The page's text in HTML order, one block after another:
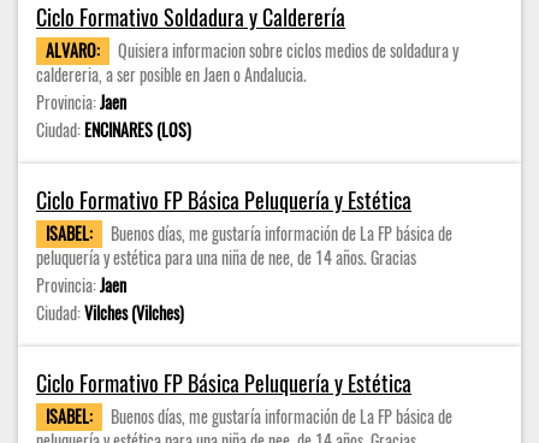
Ciclo Formativo Soldadura y Calderería
ALVARO:
Quisiera informacion sobre ciclos medios de soldadura y
caldereria, a ser posible en Jaen o Andalucia.
Provincia:Jaen
Ciudad:ENCINARES (LOS)
Ciclo Formativo FP Básica Peluquería y Estética
ISABEL:
Buenos días, me gustaría información de La FP básica de
peluquería y estética para una niña de nee, de 14 años. Gracias
Provincia:Jaen
Ciudad:Vilches (Vilches)
Ciclo Formativo FP Básica Peluquería y Estética
ISABEL:
Buenos días, me gustaría información de La FP básica de